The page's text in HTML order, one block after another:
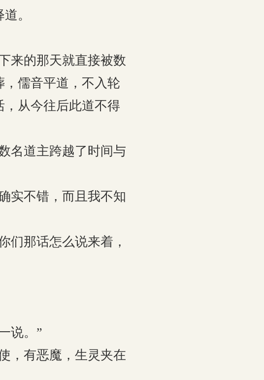
。
的那天就直接被数
儒音平道，不入轮
从今往后此道不得
道主跨越了时间与
不错，而且我不知
那话怎么说来着，
说。”
有恶魔，生灵夹在